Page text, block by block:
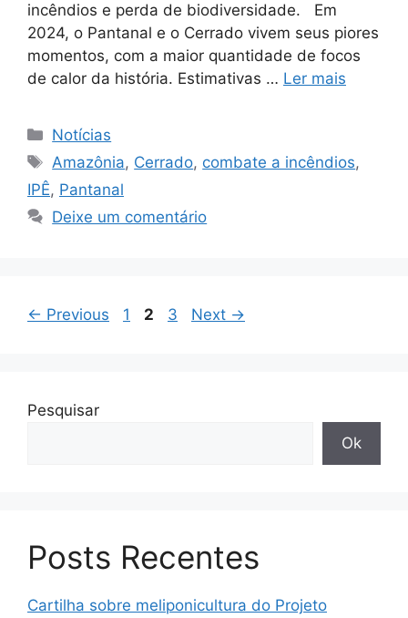
incêndios e perda de biodiversidade. Em
2024, o Pantanal e o Cerrado vivem seus piores
momentos, com a maior quantidade de focos
de calor da história. Estimativas … Ler mais
Notícias
Amazônia, Cerrado, combate a incêndios,
IPÊ, Pantanal
Deixe um comentário
← Previous 1 2 3 Next →
Pesquisar
Ok
Posts Recentes
Cartilha sobre meliponicultura do Projeto